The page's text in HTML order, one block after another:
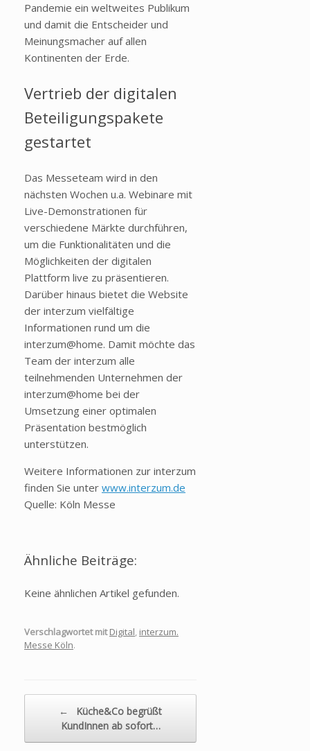
Pandemie ein weltweites Publikum
und damit die Entscheider und
Meinungsmacher auf allen
Kontinenten der Erde.
Vertrieb der digitalen
Beteiligungspakete
gestartet
Das Messeteam wird in den
nächsten Wochen u.a. Webinare mit
Live-Demonstrationen für
verschiedene Märkte durchführen,
um die Funktionalitäten und die
Möglichkeiten der digitalen
Plattform live zu präsentieren.
Darüber hinaus bietet die Website
der interzum vielfältige
Informationen rund um die
interzum@home. Damit möchte das
Team der interzum alle
teilnehmenden Unternehmen der
interzum@home bei der
Umsetzung einer optimalen
Präsentation bestmöglich
unterstützen.
Weitere Informationen zur interzum
finden Sie unter www.interzum.de
Quelle: Köln Messe
Ähnliche Beiträge:
Keine ähnlichen Artikel gefunden.
Verschlagwortet mit Digital, interzum.
Messe Köln.
←
Küche&Co begrüßt
KundInnen ab sofort…